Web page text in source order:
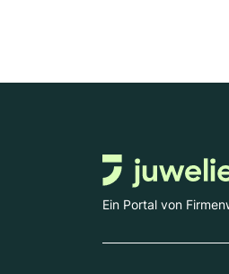
Ein Portal von